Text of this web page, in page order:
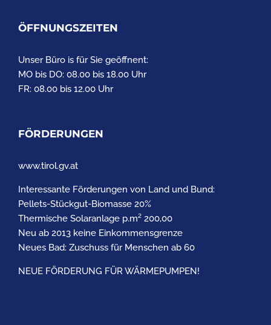
ÖFFNUNGSZEITEN
Unser Büro is für Sie geöffnent:
MO bis DO: 08.00 bis 18.00 Uhr
FR: 08.00 bis 12.00 Uhr
FÖRDERUNGEN
www.tirol.gv.at
Interessante Förderungen von Land und Bund:
Pellets-Stückgut-Biomasse 20%
Thermische Solaranlage p.m² 200,00
Neu ab 2013 keine Einkommensgrenze
Neues Bad: Zuschuss für Menschen ab 60
NEUE FÖRDERUNG FÜR WÄRMEPUMPEN!